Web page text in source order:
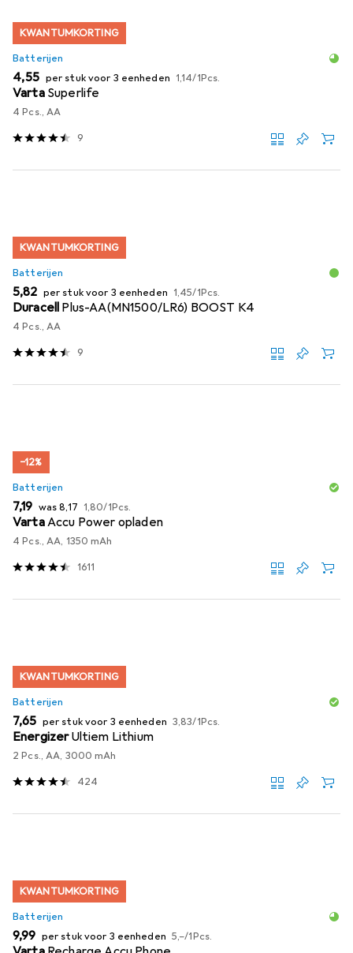
KWANTUMKORTING
Batterijen
EUR
4,55 per stuk voor 3 eenheden EUR
1,14/1Pcs.
Varta Superlife
4 Pcs., AA
9
KWANTUMKORTING
Batterijen
EUR
5,82 per stuk voor 3 eenheden EUR
1,45/1Pcs.
Duracell Plus-AA(MN1500/LR6) BOOST K4
4 Pcs., AA
9
−12%
Batterijen
EUR
7,19 wasEUR
8,17 EUR
1,80/1Pcs.
VartaAccu Power opladen
4 Pcs., AA, 1350 mAh
1611
KWANTUMKORTING
Batterijen
EUR
7,65 per stuk voor 3 eenheden EUR
3,83/1Pcs.
EnergizerUltiem Lithium
2 Pcs., AA, 3000 mAh
424
KWANTUMKORTING
Batterijen
EUR
9,99 per stuk voor 3 eenheden EUR
5,–/1Pcs.